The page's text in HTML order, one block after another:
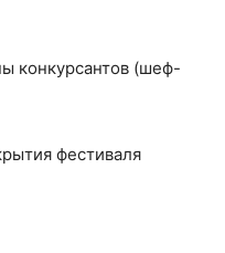
конкурсантов (шеф-
фестиваля